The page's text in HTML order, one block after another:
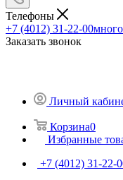
Телефоны
+7 (4012) 31-22-00
Заказать звонок
Личный
Корзина0
Избранные
+7 (4012) 31-22-